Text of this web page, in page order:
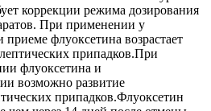
коррекции режима дозирования
При применении у
флуоксетина возрастает
припадков.При
флуоксетина и
возможно развитие
припадков.Флуоксетин